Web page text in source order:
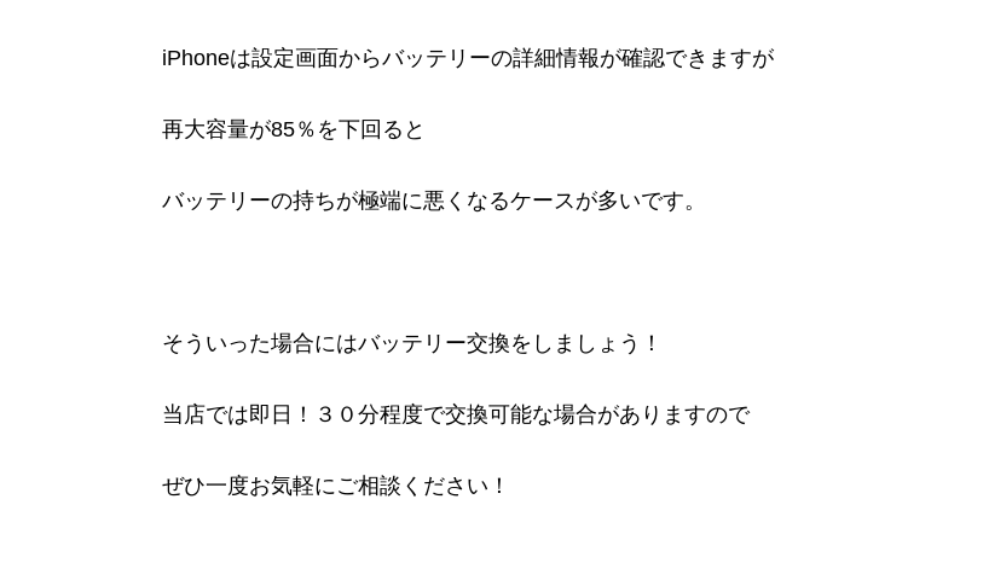
iPhoneは設定画面からバッテリーの詳細情報が確認できますが
再大容量が85％を下回ると
バッテリーの持ちが極端に悪くなるケースが多いです。
そういった場合にはバッテリー交換をしましょう！
当店では即日！３０分程度で交換可能な場合がありますので
ぜひ一度お気軽にご相談ください！